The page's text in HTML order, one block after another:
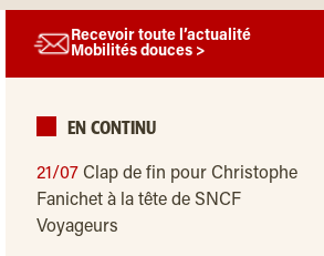
Recevoir toute l’actualité
Mobilités douces >
EN CONTINU
21/07 Clap de fin pour Christophe
Fanichet à la tête de SNCF
Voyageurs